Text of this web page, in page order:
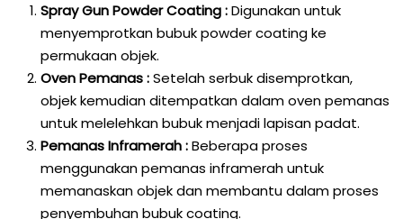
Spray Gun Powder Coating :Digunakan untuk
menyemprotkan bubuk powder coating ke
permukaan objek.
Oven Pemanas :Setelah serbuk disemprotkan,
objek kemudian ditempatkan dalam oven pemanas
untuk melelehkan bubuk menjadi lapisan padat.
Pemanas Inframerah :Beberapa proses
menggunakan pemanas inframerah untuk
memanaskan objek dan membantu dalam proses
penyembuhan bubuk coating.